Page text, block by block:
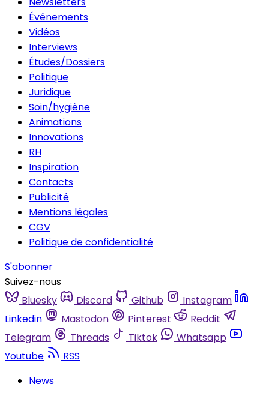
Événements
Vidéos
Interviews
Études/Dossiers
Politique
Juridique
Soin/hygiène
Animations
Innovations
RH
Inspiration
Contacts
Publicité
Mentions légales
CGV
Politique de confidentialité
S'abonner
Suivez-nous
Bluesky
Discord Github
Instagram
Linkedin
Mastodon Pinterest
Reddit
Telegram
Threads Tiktok
Whatsapp
Youtube
RSS
News